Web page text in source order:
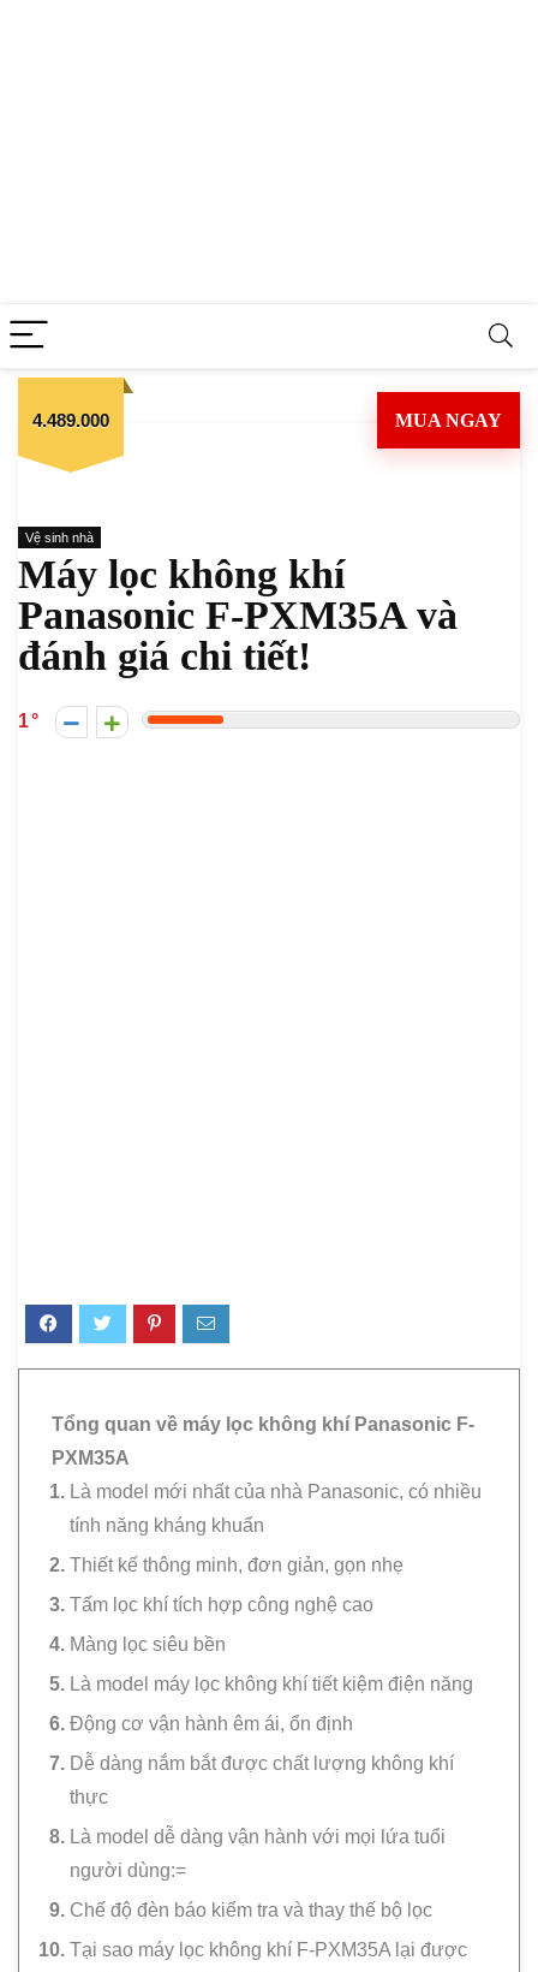
4.489.000 MUA NGAY
Vệ sinh nhà
Máy lọc không khí
Panasonic F-PXM35A và
đánh giá chi tiết!
1
Tổng quan về máy lọc không khí Panasonic F-
PXM35A
Là model mới nhất của nhà Panasonic, có nhiều
tính năng kháng khuẩn
Thiết kế thông minh, đơn giản, gọn nhẹ
Tấm lọc khí tích hợp công nghệ cao
Màng lọc siêu bền
Là model máy lọc không khí tiết kiệm điện năng
Động cơ vận hành êm ái, ổn định
Dễ dàng nắm bắt được chất lượng không khí
thực
Là model dễ dàng vận hành với mọi lứa tuổi
người dùng:=
Chế độ đèn báo kiểm tra và thay thế bộ lọc
Tại sao máy lọc không khí F-PXM35A lại được